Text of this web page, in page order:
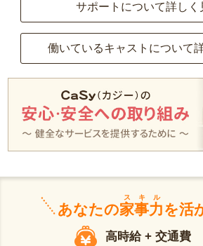
サポートについて詳しく
働いているキャストについて
あなたの家事力
スキル
を活
高時給 + 交通費